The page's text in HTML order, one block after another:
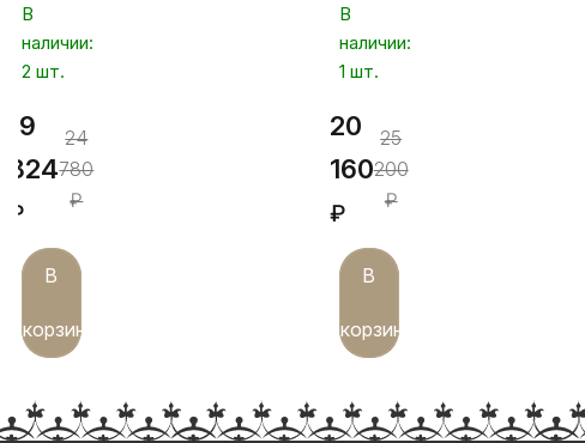
В
наличии:
2 шт.
19
824
₽
24
780
₽
В
корзину
В
наличии:
1 шт.
20
160
₽
25
200
₽
В
корзину